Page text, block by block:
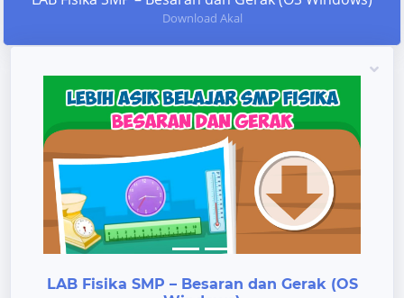
Download Akal
LAB Fisika SMP – Besaran dan Gerak (OS
Previous